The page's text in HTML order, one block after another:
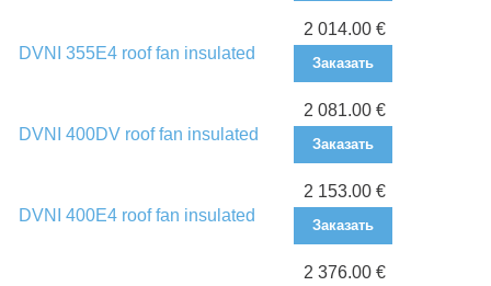
DVNI 355E4 roof fan insulated
2 014.00 €
Заказать
DVNI 400DV roof fan insulated
2 081.00 €
Заказать
DVNI 400E4 roof fan insulated
2 153.00 €
Заказать
2 376.00 €